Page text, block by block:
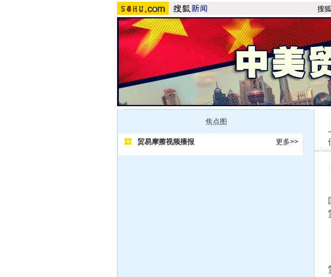
搜
焦点图
贸易摩擦视频播报 更多>>